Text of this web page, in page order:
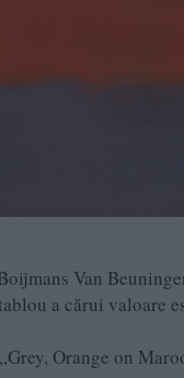
Van
a cărui valoare
Orange on